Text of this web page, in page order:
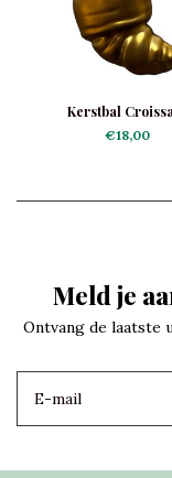
Kerstbal
€18,00
Meld je
Ontvang de laatste